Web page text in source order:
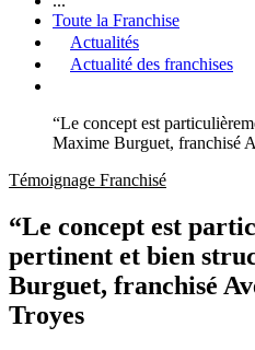
Toute la Franchise
Actualités
Actualité des franchises
“Le concept est
Maxime Burguet, franchisé
Témoignage Franchisé
“Le concept est
pertinent et bien
Burguet, franchisé
Troyes